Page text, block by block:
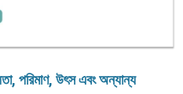
পরিমাণ, উৎস এবং অন্যান্য